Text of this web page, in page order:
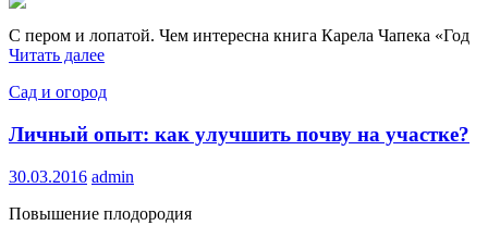
C пером и лопатой. Чем интересна книга Карела Чапека «Год
Читать далее
Сад и огород
Личный опыт: как улучшить почву на участке?
30.03.2016 admin
Повышение плодородия